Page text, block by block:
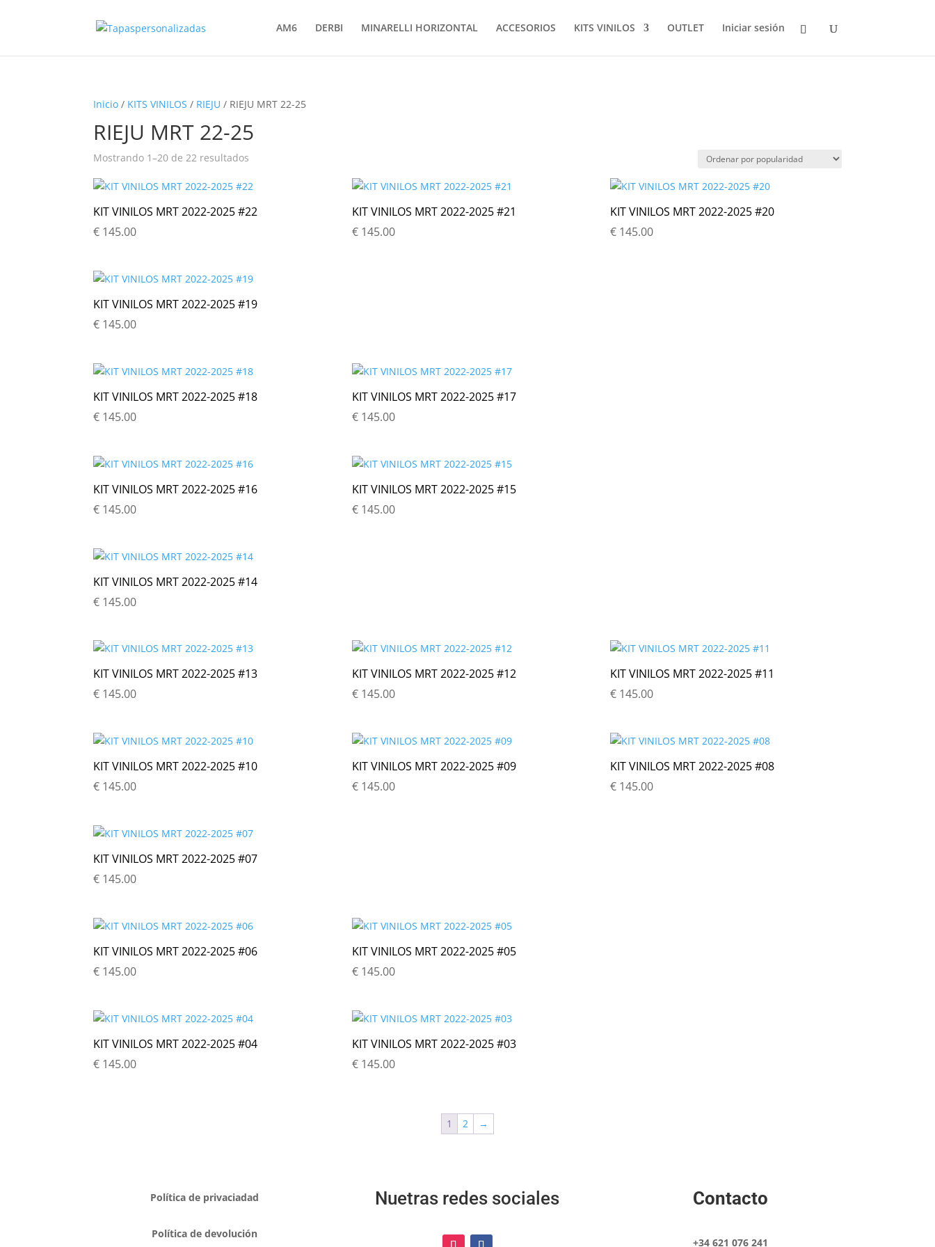
AM6 DERBI MINARELLI HORIZONTAL ACCESORIOS KITS VINILOS OUTLET Iniciar sesión
Inicio / KITS VINILOS / RIEJU / RIEJU MRT 22-25
RIEJU MRT 22-25
Mostrando 1–20 de 22 resultados
popularidad
KIT VINILOS MRT 2022-2025 #22
€ 145.00
KIT VINILOS MRT 2022-2025 #21
€145.00
KIT VINILOS MRT 2022-2025 #20
€ 145.00
KIT VINILOS MRT 2022-2025 #19
€ 145.00
KIT VINILOS MRT 2022-2025 #18
€ 145.00
KIT VINILOS MRT 2022-2025 #17
€145.00
KIT VINILOS MRT 2022-2025 #16
€ 145.00
KIT VINILOS MRT 2022-2025 #15
€145.00
KIT VINILOS MRT 2022-2025 #14
€ 145.00
KIT VINILOS MRT 2022-2025 #13
€ 145.00
KIT VINILOS MRT 2022-2025 #12
€145.00
KIT VINILOS MRT 2022-2025 #11
€ 145.00
KIT VINILOS MRT 2022-2025 #10
€ 145.00
KIT VINILOS MRT 2022-2025 #09
€145.00
KIT VINILOS MRT 2022-2025 #08
€ 145.00
KIT VINILOS MRT 2022-2025 #07
€ 145.00
KIT VINILOS MRT 2022-2025 #06
€ 145.00
KIT VINILOS MRT 2022-2025 #05
€145.00
KIT VINILOS MRT 2022-2025 #04
€ 145.00
KIT VINILOS MRT 2022-2025 #03
€145.00
1 2 →
Política de privaciadad
Política de devolución
Nuetras redes sociales Contacto
+34 621 076 241